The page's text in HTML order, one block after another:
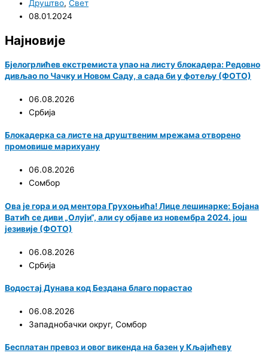
Друштво, Свет
08.01.2024
Најновије
Бјелогрлићев екстремиста упао на листу блокадера: Редовно
дивљао по Чачку и Новом Саду, а сада би у фотељу (ФОТО)
06.08.2026
Србија
Блокадерка са листе на друштвеним мрежама отворено
промовише марихуану
06.08.2026
Сомбор
Ова је гора и од ментора Грухоњића! Лице лешинарке: Бојана
Ватић се диви „Олуји“, али су објаве из новембра 2024. још
језивије (ФОТО)
06.08.2026
Србија
Водостај Дунава код Бездана благо порастао
06.08.2026
Западнобачки округ, Сомбор
Бесплатан превоз и овог викенда на базен у Кљајићеву